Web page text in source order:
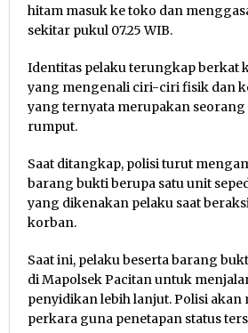
hitam masuk ke toko dan
sekitar pukul 07.25 WIB.
Identitas pelaku terungkap berkat
yang mengenali ciri-ciri fisik dan
yang ternyata merupakan
rumput.
Saat ditangkap, polisi turut
barang bukti berupa satu unit
yang dikenakan pelaku saat
korban.
Saat ini, pelaku beserta barang
di Mapolsek Pacitan untuk
penyidikan lebih lanjut. Polisi akan
perkara guna penetapan status